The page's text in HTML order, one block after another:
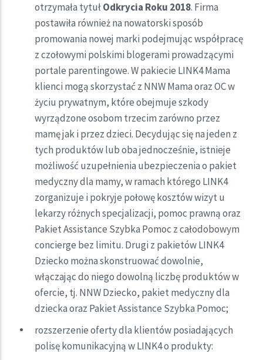
otrzymała tytułOdkrycia Roku 2018. Firma
postawiła również na nowatorski sposób
promowania nowej marki podejmując współpracę
z czołowymi polskimi blogerami prowadzącymi
portale parentingowe. W pakiecie LINK4 Mama
klienci mogą skorzystać z NNW Mama oraz OC w
życiu prywatnym, które obejmuje szkody
wyrządzone osobom trzecim zarówno przez
mamę jak i przez dzieci. Decydując się na jeden z
tych produktów lub oba jednocześnie, istnieje
możliwość uzupełnienia ubezpieczenia o pakiet
medyczny dla mamy, w ramach którego LINK4
zorganizuje i pokryje połowę kosztów wizyt u
lekarzy różnych specjalizacji, pomoc prawną oraz
Pakiet Assistance Szybka Pomoc z całodobowym
concierge bez limitu. Drugi z pakietów LINK4
Dziecko można skonstruować dowolnie,
włączając do niego dowolną liczbę produktów w
ofercie, tj. NNW Dziecko, pakiet medyczny dla
dziecka oraz Pakiet Assistance Szybka Pomoc;
rozszerzenie oferty dla klientów posiadających
polisę komunikacyjną w LINK4 o produkty: